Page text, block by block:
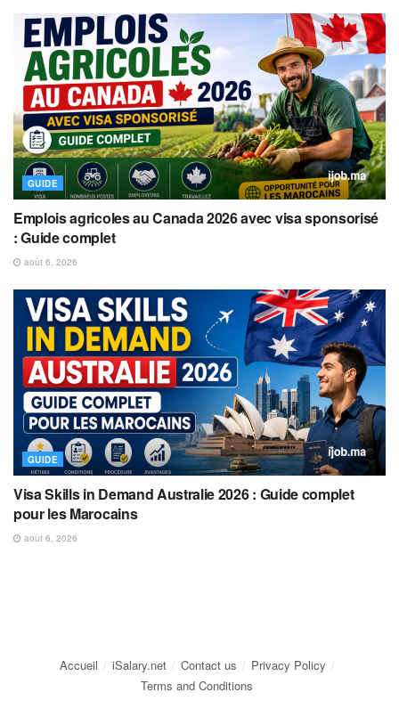
GUIDE
Emplois agricoles au Canada 2026 avec visa sponsorisé
: Guide complet
août 6, 2026
GUIDE
Visa Skills in Demand Australie 2026 : Guide complet
pour les Marocains
août 6, 2026
Accueil iSalary.net Contact us
Privacy Policy
Terms and Conditions